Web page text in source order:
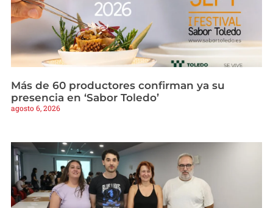
Más de 60 productores confirman ya su
presencia en ‘Sabor Toledo’
agosto 6, 2026